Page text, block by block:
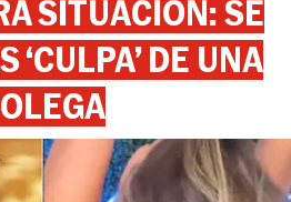
SITUACIÓN: SE
‘CULPA’ DE UNA